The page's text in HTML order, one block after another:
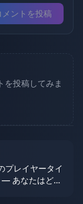
メントを投稿
を投稿してみま
プレイヤータイ
あなたはどっ